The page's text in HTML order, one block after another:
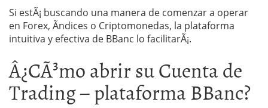
Si estÃ¡ buscando una manera de comenzar a operar
en Forex, Ãndices o Criptomonedas, la plataforma
intuitiva y efectiva de BBanc lo facilitarÃ¡.
Â¿CÃ³mo abrir su Cuenta de
Trading – plataforma BBanc?